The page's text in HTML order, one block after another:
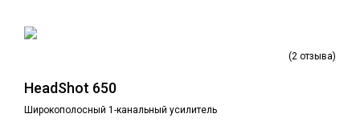
(2 отзыва)
HeadShot 650
Широкополосный 1-канальный усилитель